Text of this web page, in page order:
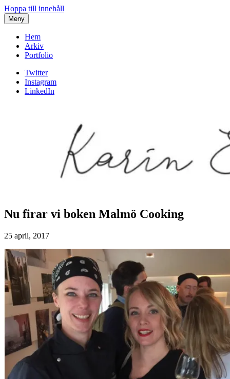
Hoppa till innehåll
Meny
Hem
Arkiv
Portfolio
Twitter
Instagram
LinkedIn
Karin af Malmoe
Nu firar vi boken Malmö Cooking
25 april, 2017